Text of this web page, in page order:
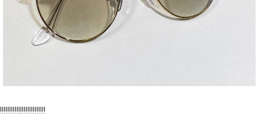
!!!!!!!!!!!!!!!!!!!!!!!!!